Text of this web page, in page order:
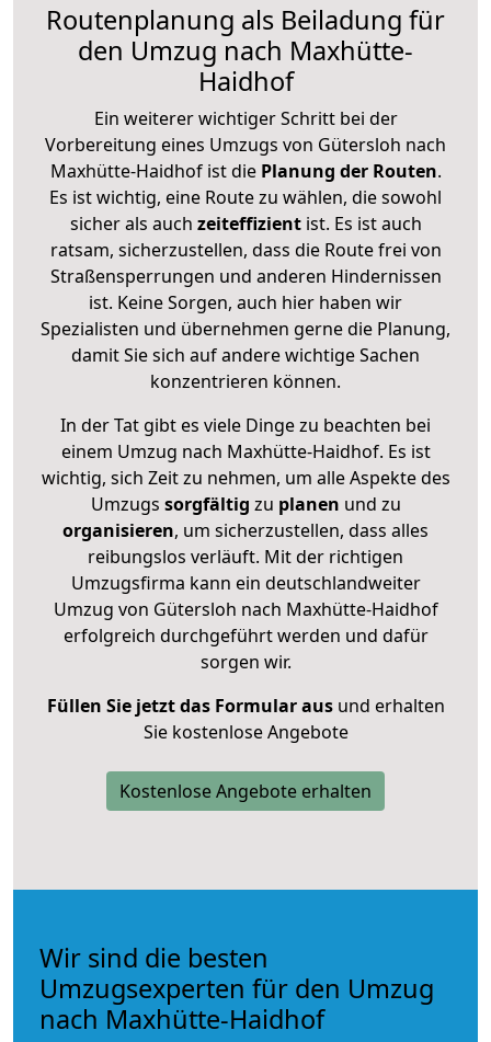
Routenplanung als Beiladung für
den Umzug nach Maxhütte-
Haidhof
Ein weiterer wichtiger Schritt bei der
Vorbereitung eines Umzugs von Gütersloh nach
Maxhütte-Haidhof ist diePlanung der Routen.
Es ist wichtig, eine Route zu wählen, die sowohl
sicher als auch zeiteffizientist. Es ist auch
ratsam, sicherzustellen, dass die Route frei von
Straßensperrungen und anderen Hindernissen
ist. Keine Sorgen, auch hier haben wir
Spezialisten und übernehmen gerne die Planung,
damit Sie sich auf andere wichtige Sachen
konzentrieren können.
In der Tat gibt es viele Dinge zu beachten bei
einem Umzug nach Maxhütte-Haidhof. Es ist
wichtig, sich Zeit zu nehmen, um alle Aspekte des
Umzugs sorgfältig zu planen und zu
organisieren, um sicherzustellen, dass alles
reibungslos verläuft. Mit der richtigen
Umzugsfirma kann ein deutschlandweiter
Umzug von Gütersloh nach Maxhütte-Haidhof
erfolgreich durchgeführt werden und dafür
sorgen wir.
Füllen Sie jetzt das Formular ausund erhalten
Sie kostenlose Angebote
Kostenlose Angebote erhalten
Wir sind die besten
Umzugsexperten für den Umzug
nach Maxhütte-Haidhof